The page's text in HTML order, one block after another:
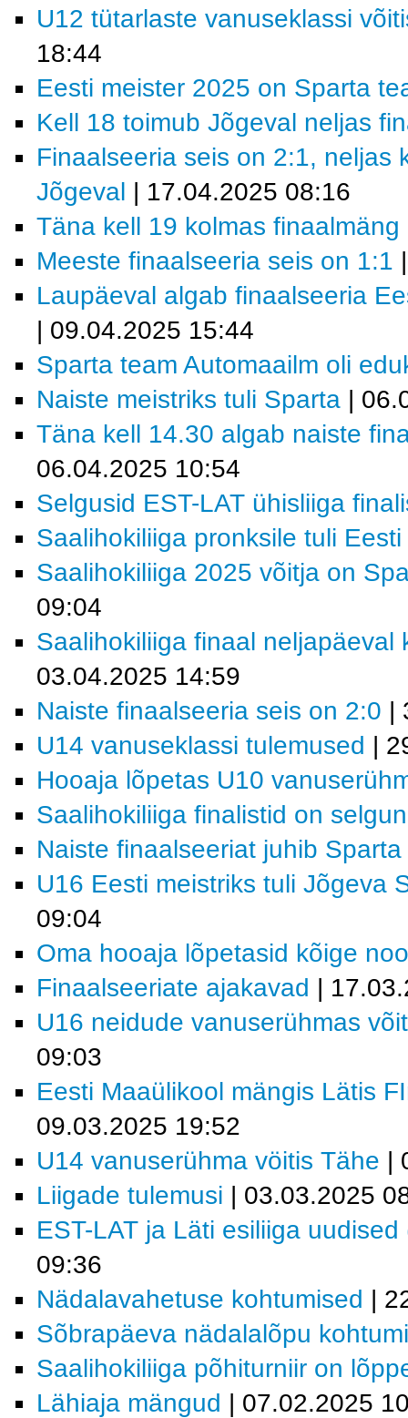
U12 tütarlaste vanuseklassi
18:44
Eesti meister 2025 on Sparta
Kell 18 toimub Jõgeval neljas
Finaalseeria seis on 2:1, neljas
Jõgeval | 17.04.2025 08:16
Täna kell 19 kolmas finaalmäng
Meeste finaalseeria seis on 1:1
Laupäeval algab finaalseeria
| 09.04.2025 15:44
Sparta team Automaailm oli
Naiste meistriks tuli Sparta |
Täna kell 14.30 algab naiste
06.04.2025 10:54
Selgusid EST-LAT ühisliiga
Saalihokiliiga pronksile tuli
Saalihokiliiga 2025 võitja on
09:04
Saalihokiliiga finaal neljapäeval
03.04.2025 14:59
Naiste finaalseeria seis on 2:0 |
U14 vanuseklassi tulemused |
Hooaja lõpetas U10
Saalihokiliiga finalistid on
Naiste finaalseeriat juhib Sparta
U16 Eesti meistriks tuli Jõgeva
09:04
Oma hooaja lõpetasid kõige
Finaalseeriate ajakavad |
U16 neidude vanuserühmas
09:03
Eesti Maaülikool mängis Lätis
09.03.2025 19:52
U14 vanuserühma vöitis Tähe |
Liigade tulemusi | 03.03.2025
EST-LAT ja Läti esiliiga
09:36
Nädalavahetuse kohtumised |
Sõbrapäeva nädalalõpu
Saalihokiliiga põhiturniir on
Lähiaja mängud | 07.02.2025